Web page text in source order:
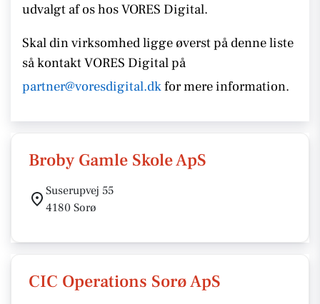
udvalgt af os hos VORES Digital.
Skal din virksomhed ligge øverst på denne liste
så kontaktVORES Digital på
partner@voresdigital.dkfor mere information.
Broby Gamle Skole ApS
Suserupvej 55
4180 Sorø
CIC Operations Sorø ApS